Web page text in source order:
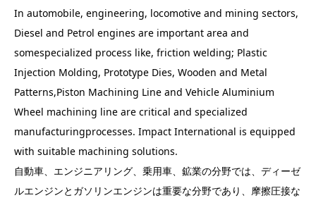
In automobile, engineering, locomotive and mining sectors,
Diesel and Petrol engines are important area and
somespecialized process like, friction welding; Plastic
Injection Molding, Prototype Dies, Wooden and Metal
Patterns,Piston Machining Line and Vehicle Aluminium
Wheel machining line are critical and specialized
manufacturingprocesses. Impact International is equipped
with suitable machining solutions.
自動車、エンジニアリング、乗用車、鉱業の分野では、ディーゼ
ルエンジンとガソリンエンジンは重要な分野であり、摩擦圧接な